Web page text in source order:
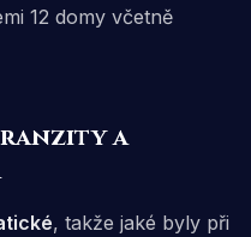
12 domy včetně
a
, takže jaké byly při